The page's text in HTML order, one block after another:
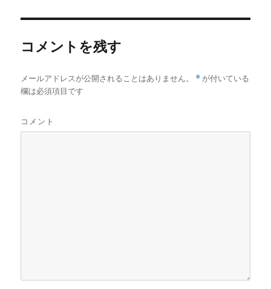
コメントを残す
メールアドレスが公開されることはありません。 * が付いている
欄は必須項目です
コメント